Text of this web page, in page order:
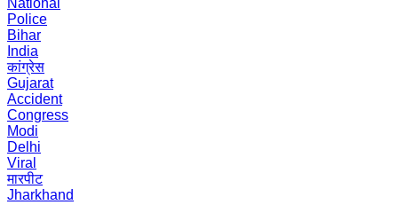
National
Police
Bihar
India
कांग्रेस
Gujarat
Accident
Congress
Modi
Delhi
Viral
मारपीट
Jharkhand